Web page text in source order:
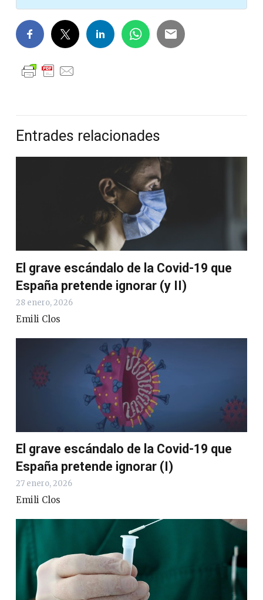
Entrades relacionades
El grave escándalo de la Covid-19 que
España pretende ignorar (y II)
28 enero, 2026
Emili Clos
El grave escándalo de la Covid-19 que
España pretende ignorar (I)
27 enero, 2026
Emili Clos